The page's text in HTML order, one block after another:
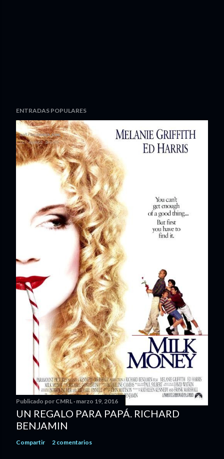
ENTRADAS POPULARES
Publicado por CMRL marzo 19, 2016
UN REGALO PARA PAPÁ. RICHARD
BENJAMIN
Compartir 2 comentarios